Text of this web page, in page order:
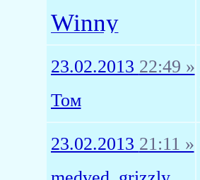
Winny
23.02.2013 22:49 »
Том
23.02.2013 21:11 »